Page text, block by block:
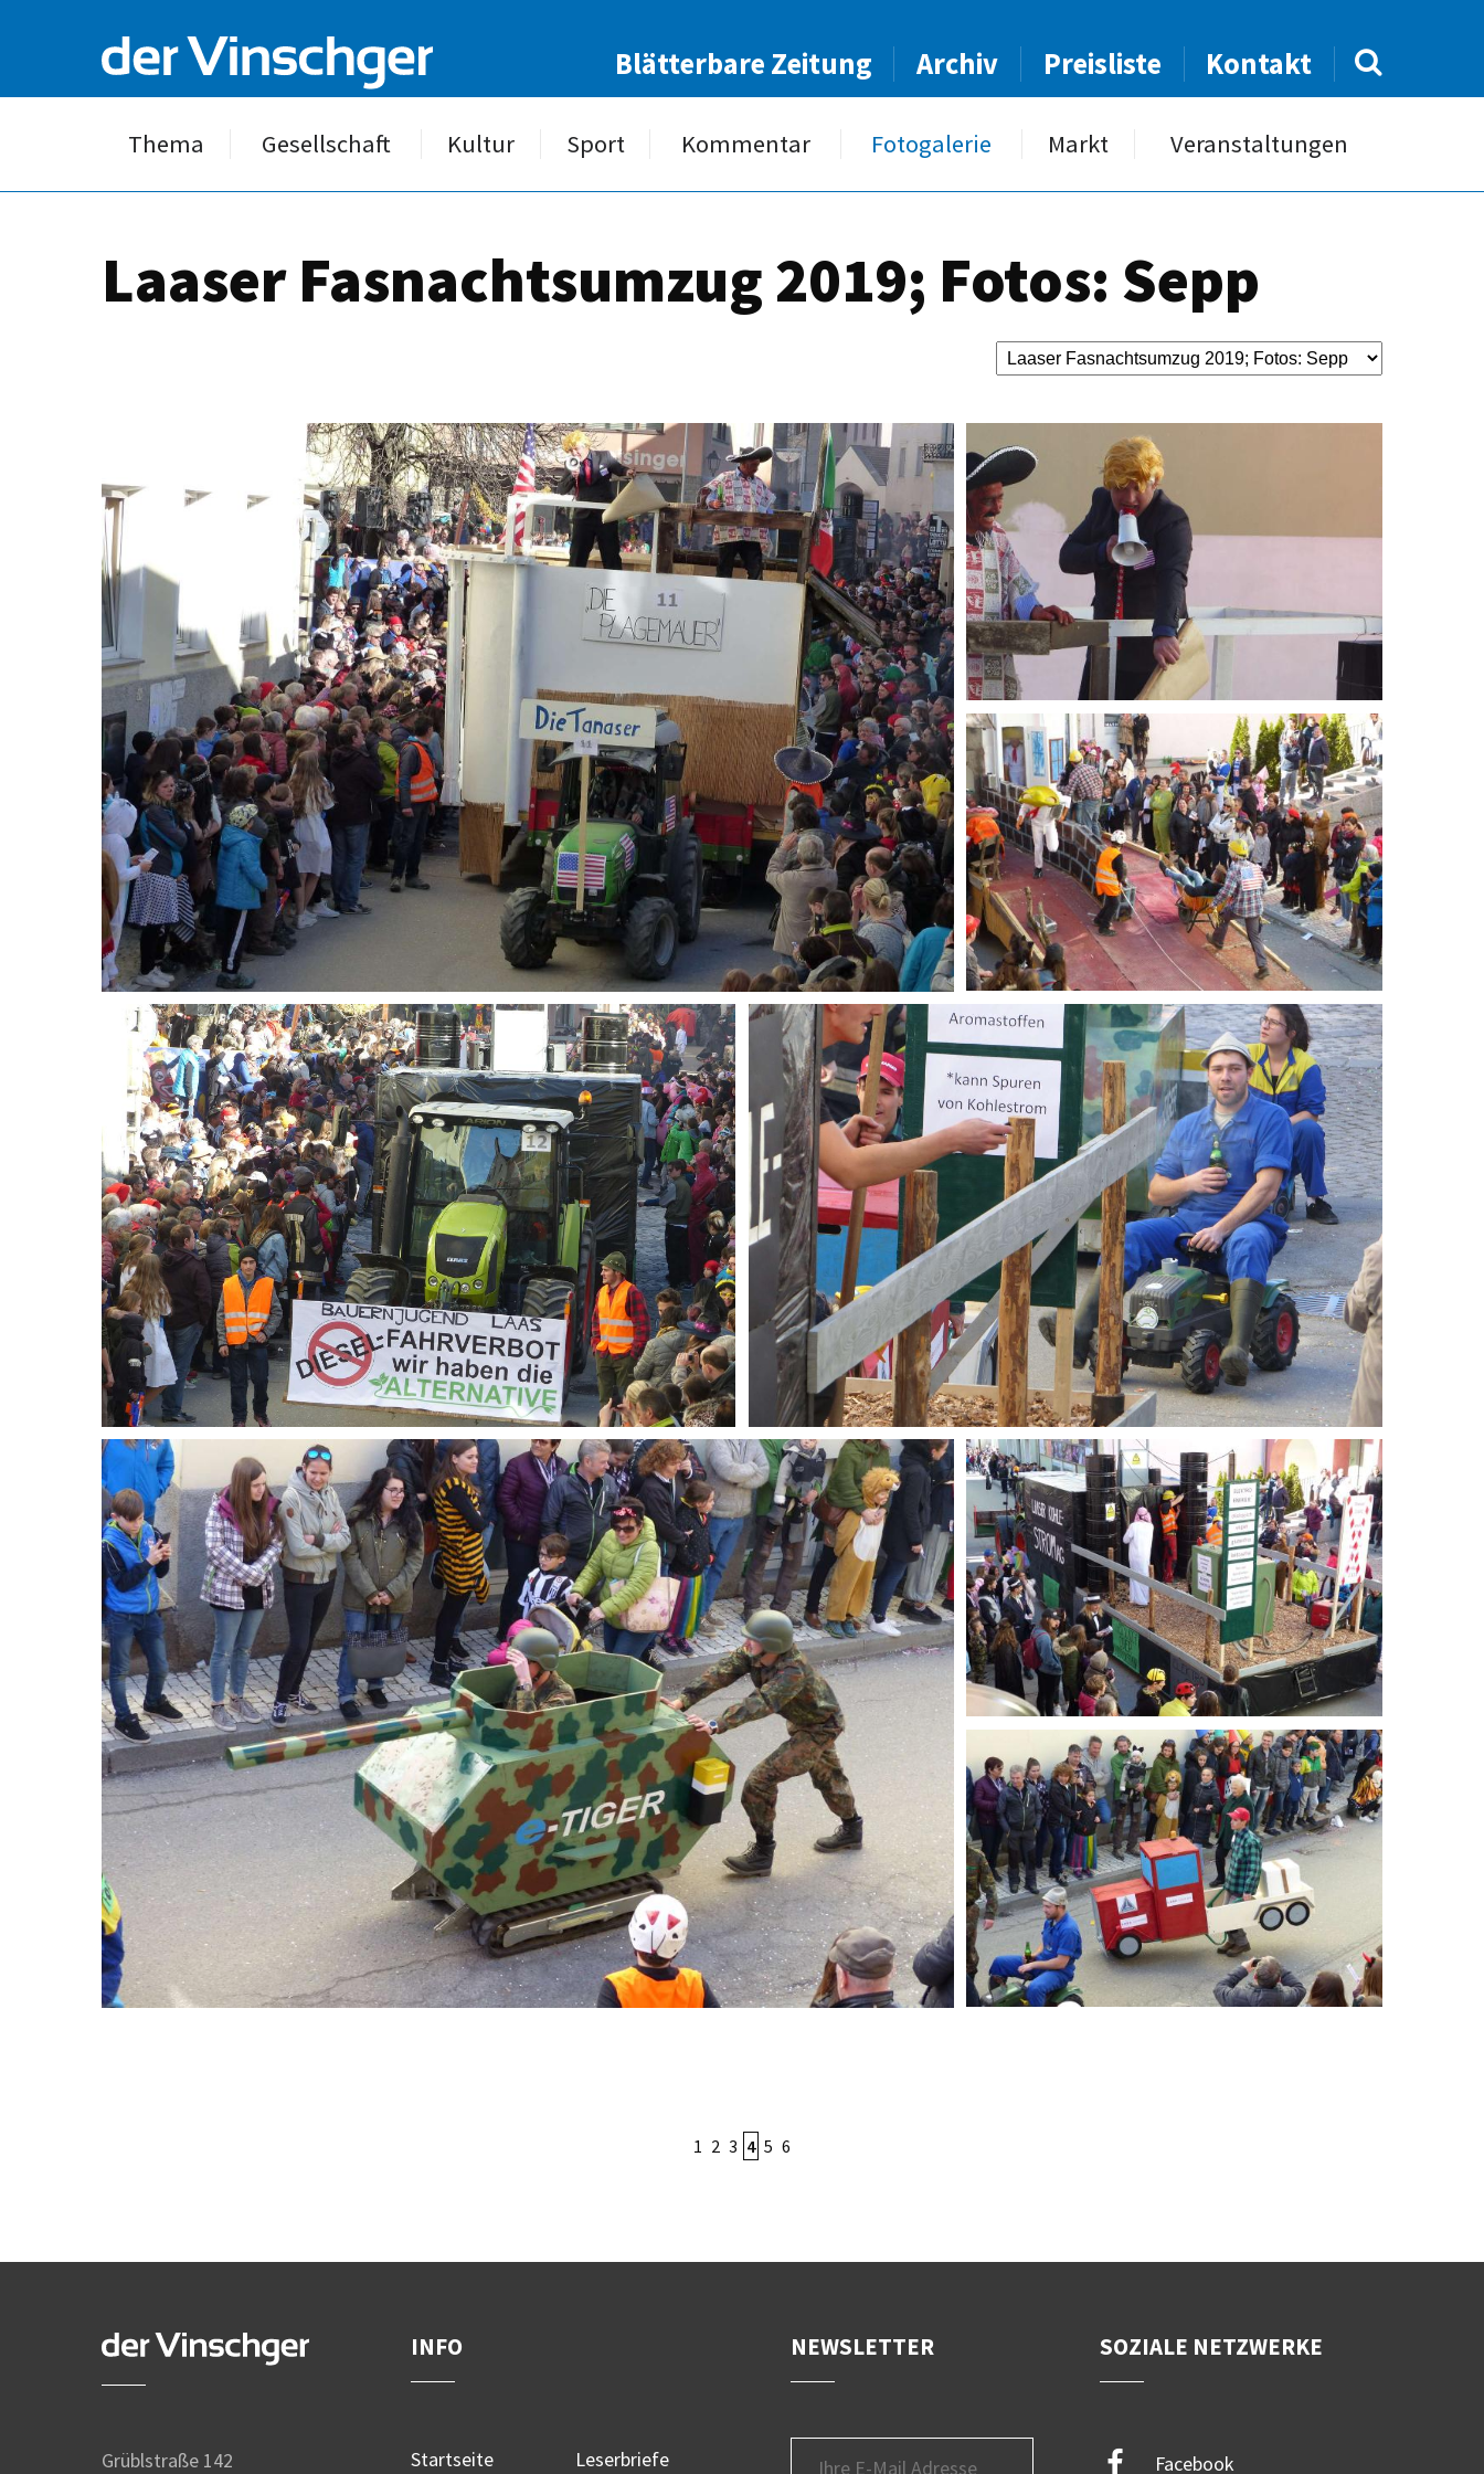
Blätterbare Zeitung Archiv Preisliste Kontakt
Thema Gesellschaft Kultur Sport Kommentar Fotogalerie Markt Veranstaltungen
Laaser Fasnachtsumzug 2019; Fotos: Sepp
1 2 3 4 5 6
Grüblstraße 142
INFO
Startseite Leserbriefe
NEWSLETTER SOZIALE NETZWERKE
Facebook